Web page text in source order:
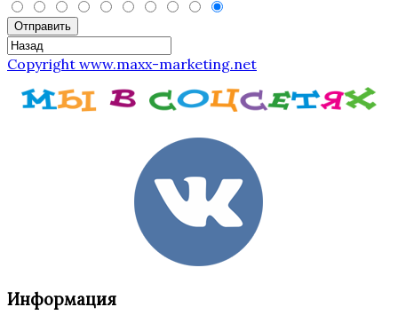
Отправить
Copyright www.maxx-marketing.net
Информация